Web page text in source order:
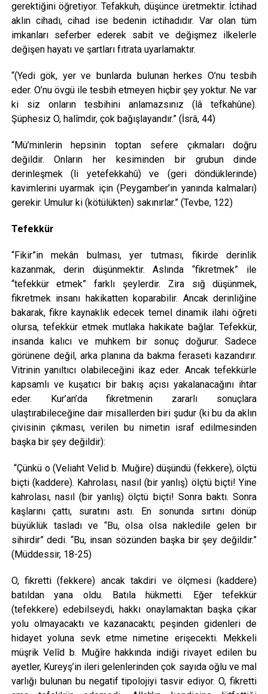
gerektiğini öğretiyor. Tefakkuh, düşünce üretmektir. İctihad
aklın cihadı, cihad ise bedenin ictihadıdır. Var olan tüm
imkanları seferber ederek sabit ve değişmez ilkelerle
değişen hayatı ve şartları fıtrata uyarlamaktır.
“(Yedi gök, yer ve bunlarda bulunan herkes O’nu tesbih
eder. O’nu övgü ile tesbih etmeyen hiçbir şey yoktur. Ne var
ki siz onların tesbihini anlamazsınız (lâ tefkahûne).
Şüphesiz O, halîmdir, çok bağışlayandır.” (İsrâ, 44)
“Mü’minlerin hepsinin toptan sefere çıkmaları doğru
değildir. Onların her kesiminden bir grubun dinde
derinleşmek (li yetefekkahû) ve (geri döndüklerinde)
kavimlerini uyarmak için (Peygamber’in yanında kalmaları)
gerekir. Umulur ki (kötülükten) sakınırlar.” (Tevbe, 122)
Tefekkür
“Fikir”in mekân bulması, yer tutması, fikirde derinlik
kazanmak, derin düşünmektir. Aslında “fikretmek” ile
“tefekkür etmek” farklı şeylerdir. Zira sığ düşünmek,
fikretmek insanı hakikatten koparabilir. Ancak derinliğine
bakarak, fikre kaynaklık edecek temel dinamik ilahi öğreti
olursa, tefekkür etmek mutlaka hakikate bağlar. Tefekkür,
insanda kalıcı ve muhkem bir sonuç doğurur. Sadece
görünene değil, arka planına da bakma feraseti kazandırır.
Vitrinin yanıltıcı olabileceğini ikaz eder. Ancak tefekkürle
kapsamlı ve kuşatıcı bir bakış açısı yakalanacağını ihtar
eder. Kur’an’da fikretmenin zararlı sonuçlara
ulaştırabileceğine dair misallerden biri şudur (ki bu da aklın
çivisinin çıkması, verilen bu nimetin israf edilmesinden
başka bir şey değildir):
“Çünkü o (Veliaht Velid b. Muğire) düşündü (fekkere), ölçtü
biçti (kaddere). Kahrolası, nasıl (bir yanlış) ölçtü biçti! Yine
kahrolası, nasıl (bir yanlış) ölçtü biçti! Sonra baktı. Sonra
kaşlarını çattı, suratını astı. En sonunda sırtını dönüp
büyüklük tasladı ve “Bu, olsa olsa nakledile gelen bir
sihirdir” dedi. “Bu, insan sözünden başka bir şey değildir.”
(Müddessir, 18-25)
O, fikretti (fekkere) ancak takdiri ve ölçmesi (kaddere)
batıldan yana oldu. Batıla hükmetti. Eğer tefekkür
(tefekkere) edebilseydi, hakkı onaylamaktan başka çıkar
yolu olmayacaktı ve kazanacaktı; peşinden gidenleri de
hidayet yoluna sevk etme nimetine erişecekti. Mekkeli
müşrik Velîd b. Muğîre hakkında indiği rivayet edilen bu
ayetler, Kureyş’in ileri gelenlerinden çok sayıda oğlu ve mal
varlığı bulunan bu negatif tipolojiyi tasvir ediyor. O, fikretti